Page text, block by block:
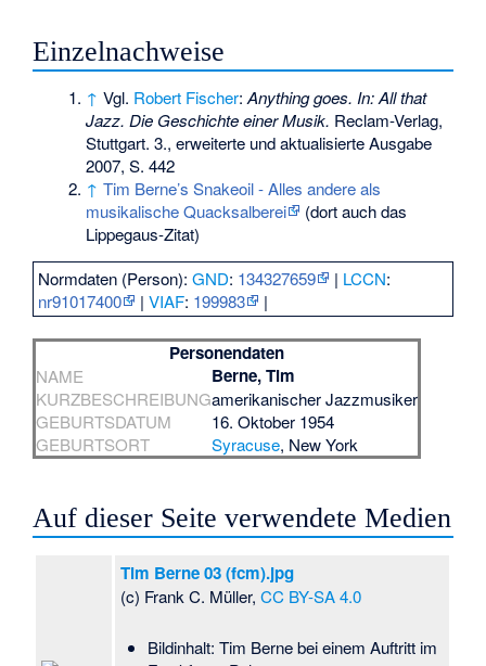
Einzelnachweise
↑ Vgl. Robert Fischer:Anything goes. In: All that
Jazz. Die Geschichte einer Musik. Reclam-Verlag,
Stuttgart. 3., erweiterte und aktualisierte Ausgabe
2007, S. 442
↑ Tim Berne’s Snakeoil - Alles andere als
musikalische Quacksalberei
(dort auch das
Lippegaus-Zitat)
Normdaten (Person):GND: 134327659 | LCCN:
nr91017400
|VIAF: 199983 |
Personendaten
NAME Berne, Tim
KURZBESCHREIBUNGamerikanischer Jazzmusiker
GEBURTSDATUM
16. Oktober 1954
GEBURTSORT
Syracuse, New York
Auf dieser Seite verwendete Medien
Tim Berne 03 (fcm).jpg
(c) Frank C. Müller,CC BY-SA 4.0
Bildinhalt: Tim Berne bei einem Auftritt im